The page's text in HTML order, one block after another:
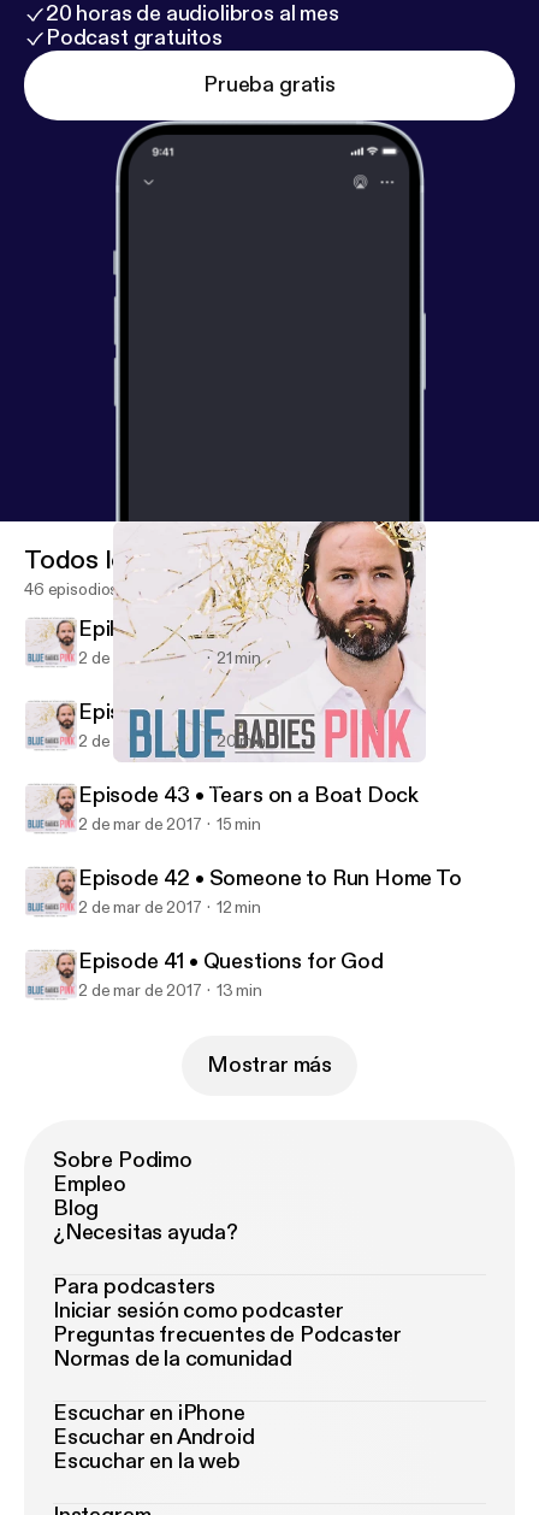
20 horas de audiolibros al mes
Podcast gratuitos
Prueba gratis
Blue Babies Pink
Todos los episodios
46 episodios
Epilogue • My Little Speaking Up
2 de mar de 2017 21 min
Episode 44 • Love Storms
2 de mar de 2017 20 min
Episode 43 • Tears on a Boat Dock
2 de mar de 2017 15 min
Episode 42 • Someone to Run Home To
2 de mar de 2017 12 min
Episode 41 • Questions for God
2 de mar de 2017 13 min
Mostrar más
Sobre Podimo
Empleo
Blog
¿Necesitas ayuda?
Para podcasters
Iniciar sesión como podcaster
Preguntas frecuentes de Podcaster
Normas de la comunidad
Escuchar en iPhone
Escuchar en Android
Escuchar en la web